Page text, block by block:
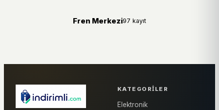
Fren Merkezi97 kayıt
KATEGORILER
Elektronik